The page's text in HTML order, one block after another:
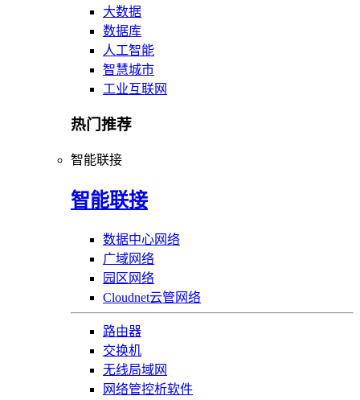
大数据
数据库
人工智能
智慧城市
工业互联网
热门推荐
智能联接
智能联接
数据中心网络
广域网络
园区网络
Cloudnet云管网络
路由器
交换机
无线局域网
网络管控析软件